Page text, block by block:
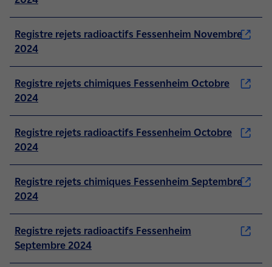
Registre rejets radioactifs Fessenheim Novembre
2024
Registre rejets chimiques Fessenheim Octobre
2024
Registre rejets radioactifs Fessenheim Octobre
2024
Registre rejets chimiques Fessenheim Septembre
2024
Registre rejets radioactifs Fessenheim
Septembre 2024